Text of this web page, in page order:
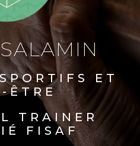
ET
ÊTRE
TRAINER
FISAF